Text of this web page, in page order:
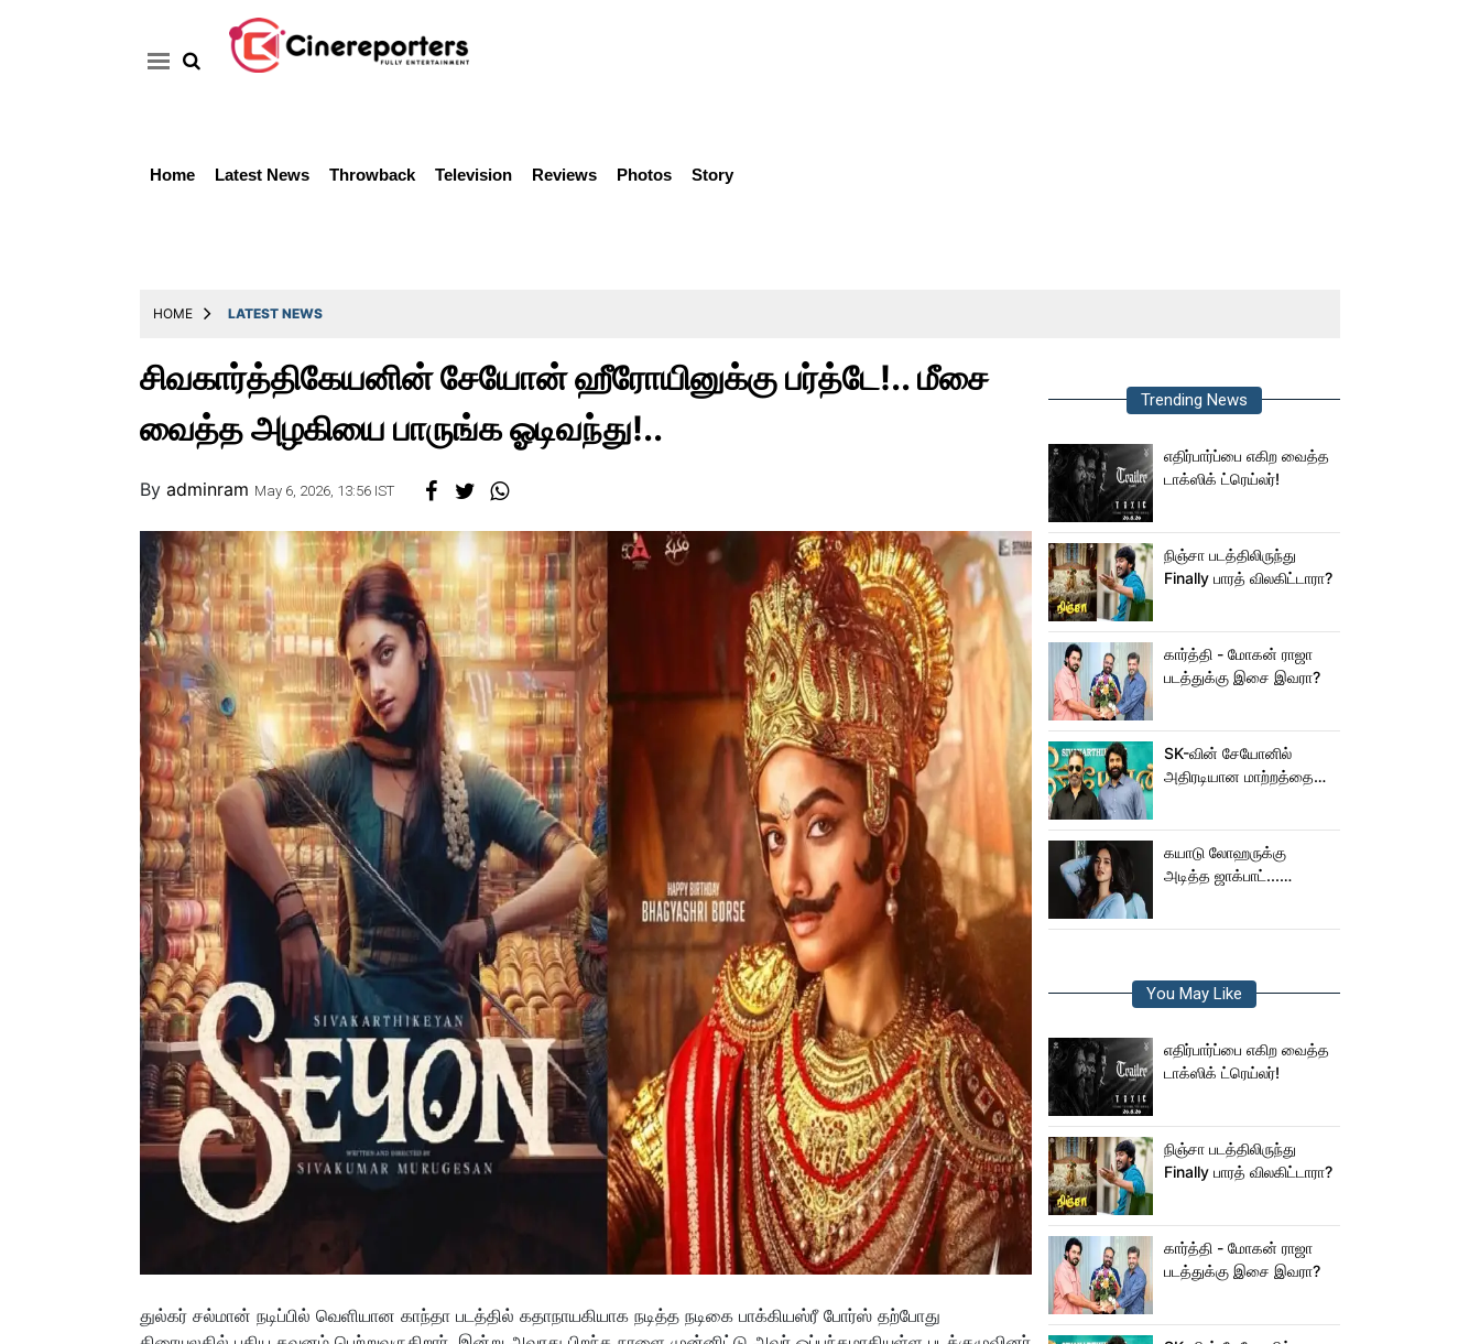
Home Latest News Throwback Television Reviews Photos Story
HOME LATEST NEWS
சிவகார்த்திகேயனின் சேயோன் ஹீரோயினுக்கு பர்த்டே!.. மீசை
வைத்த அழகியை பாருங்க ஓடிவந்து!..
By adminram May 6, 2026, 13:56 IST
துல்கர் சல்மான் நடிப்பில் வெளியான காந்தா படத்தில் கதாநாயகியாக நடித்த நடிகை பாக்கியஸ்ரீ போர்ஸ் தற்போது
Trending News
எதிர்பார்ப்பை எகிற வைத்த
டாக்ஸிக் ட்ரெய்லர்!
நிஞ்சா படத்திலிருந்து
Finally பாரத் விலகிட்டாரா?
கார்த்தி - மோகன் ராஜா
படத்துக்கு இசை இவரா?
SK-வின் சேயோனில்
அதிரடியான மாற்றத்தை
கயாடு லோஹருக்கு
அடித்த ஜாக்பாட்...
You May Like
எதிர்பார்ப்பை எகிற வைத்த
டாக்ஸிக் ட்ரெய்லர்!
நிஞ்சா படத்திலிருந்து
Finally பாரத் விலகிட்டாரா?
கார்த்தி - மோகன் ராஜா
படத்துக்கு இசை இவரா?